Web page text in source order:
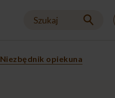
Szukaj
Niezbędnik opiekuna